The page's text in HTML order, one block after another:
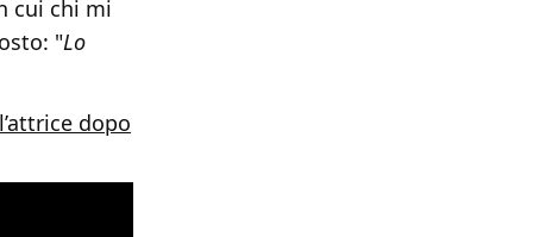
cui chi mi
"Lo
dopo